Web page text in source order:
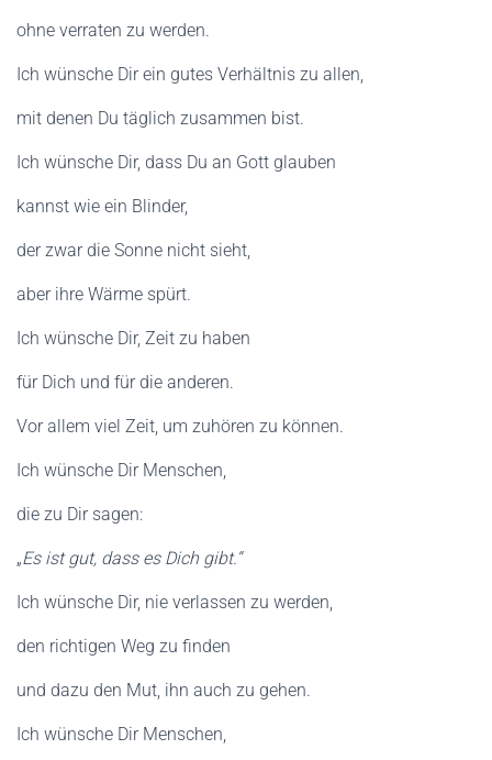
ohne verraten zu werden.
Ich wünsche Dir ein gutes Verhältnis zu allen,
mit denen Du täglich zusammen bist.
Ich wünsche Dir, dass Du an Gott glauben
kannst wie ein Blinder,
der zwar die Sonne nicht sieht,
aber ihre Wärme spürt.
Ich wünsche Dir, Zeit zu haben
für Dich und für die anderen.
Vor allem viel Zeit, um zuhören zu können.
Ich wünsche Dir Menschen,
die zu Dir sagen:
„Es ist gut, dass es Dich gibt.“
Ich wünsche Dir, nie verlassen zu werden,
den richtigen Weg zu finden
und dazu den Mut, ihn auch zu gehen.
Ich wünsche Dir Menschen,